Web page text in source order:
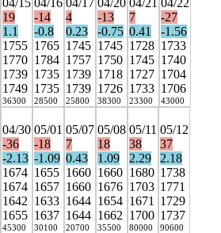
04/15
19
1.1
1755
1770
1739
1749
36300
04/16
-14
-0.8
1765
1784
1735
1735
28500
04/17
4
0.23
1745
1757
1739
1739
25800
04/20
-13
-0.75
1745
1750
1718
1726
38300
04/21
7
0.41
1728
1745
1727
1733
23300
04/22
-27
-1.56
1733
1740
1704
1706
43000
04/30
-36
-2.13
1674
1674
1642
1655
45300
05/01
-18
-1.09
1655
1657
1633
1637
30100
05/07
7
0.43
1660
1660
1644
1644
20700
05/08
18
1.09
1660
1676
1654
1662
35500
05/11
38
2.29
1680
1703
1671
1700
80000
05/12
37
2.18
1738
1771
1729
1737
90600